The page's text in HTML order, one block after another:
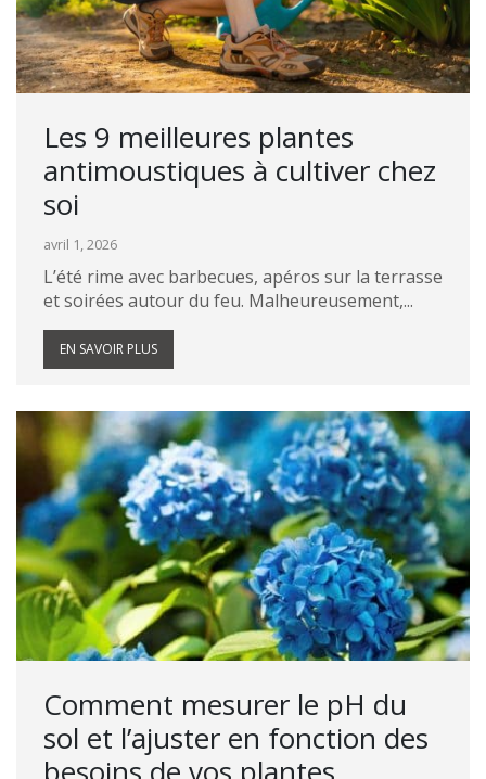
Les 9 meilleures plantes
antimoustiques à cultiver chez
soi
avril 1, 2026
L’été rime avec barbecues, apéros sur la terrasse
et soirées autour du feu. Malheureusement,...
EN SAVOIR PLUS
Comment mesurer le pH du
sol et l’ajuster en fonction des
besoins de vos plantes